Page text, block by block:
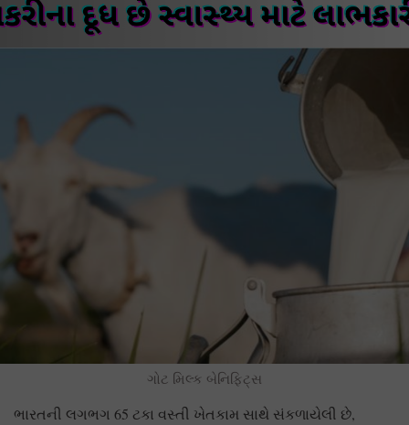
ગોટ મિલ્ક બેનિફિટ્સ
ભારતની લગભગ 65 ટકા વસ્તી ખેતકામ સાથે સંકળાયેલી છે,